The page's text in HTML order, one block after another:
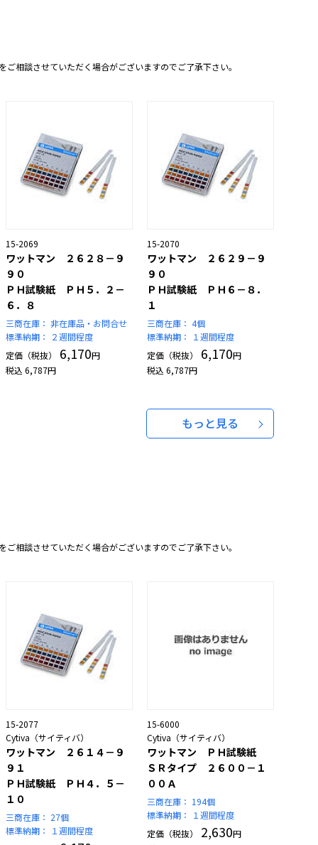
相談させていただく場合がございますのでご了承下さい。
15-2069
ワットマン ２６２８－９
９０
ＰＨ試験紙 ＰＨ５．２－
６．８
三商在庫： 非在庫品・お問合せ
標準納期：
２週間程度
定価（税抜）
6,170円
税込 6,787円
15-2070
ワットマン ２６２９－９
９０
ＰＨ試験紙 ＰＨ６－８．
１
三商在庫： 4個
標準納期：
１週間程度
定価（税抜）
6,170円
税込 6,787円
もっと見る
相談させていただく場合がございますのでご了承下さい。
15-2077
Cytiva（サイティバ）
ワットマン ２６１４－９
９１
ＰＨ試験紙 ＰＨ４．５－
１０
三商在庫： 27個
標準納期：
１週間程度
15-6000
Cytiva（サイティバ）
ワットマン ＰＨ試験紙
ＳＲタイプ ２６００－１
００Ａ
三商在庫： 194個
標準納期：
１週間程度
定価（税抜）
2,630円